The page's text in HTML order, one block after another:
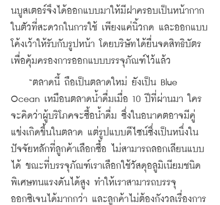
นบูสเตอร์จึงได้ออกแบบมาให้มีฝาครอบเป็นหน้ากาก
ในตัวที่สะดวกในการใช้ เพียงแค่นิ้วกด และออกแบบ
โค้งเว้าให้รับกับรูปหน้า โดยบริษัทได้ยื่นจดสิทธิบัตร
เพื่อคุ้มครองการออกแบบบรรจุภัณฑ์ไว้แล้ว
“ตลาดนี้ ถือเป็นตลาดใหม่ ยังเป็น Blue
Ocean เหมือนตลาดน้ำดื่มเมื่อ 10 ปีที่ผ่านมา ใคร
จะคิดว่าผู้บริโภคจะซื้อน้ำดื่ม ซึ่งในอนาคตอาจมีคู่
แข่งเกิดขึ้นในตลาด แต่รูปแบบดีไซน์ซึ่งเป็นหนึ่งใน
ปัจจัยหลักที่ลูกค้าเลือกซื้อ ไม่สามารถลอกเลียนแบบ
ได้ ขณะที่บรรจุภัณฑ์เราเลือกใช้วัสดุอลูมิเนียมชนิด
พิเศษทนแรงดันได้สูง ทำให้เราสามารถบรรจุ
ออกซิเจนได้มากกว่า และลูกค้าไม่ต้องกังวลเรื่องการ